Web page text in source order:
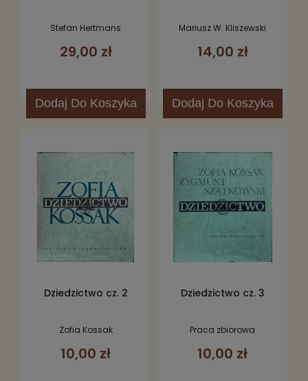
Stefan Hertmans
29,00 zł
Dodaj Do Koszyka
Mariusz W. Kliszewski
14,00 zł
Dodaj Do Koszyka
Dziedzictwo cz. 2
Zofia Kossak
10,00 zł
Dziedzictwo cz. 3
Praca zbiorowa
10,00 zł